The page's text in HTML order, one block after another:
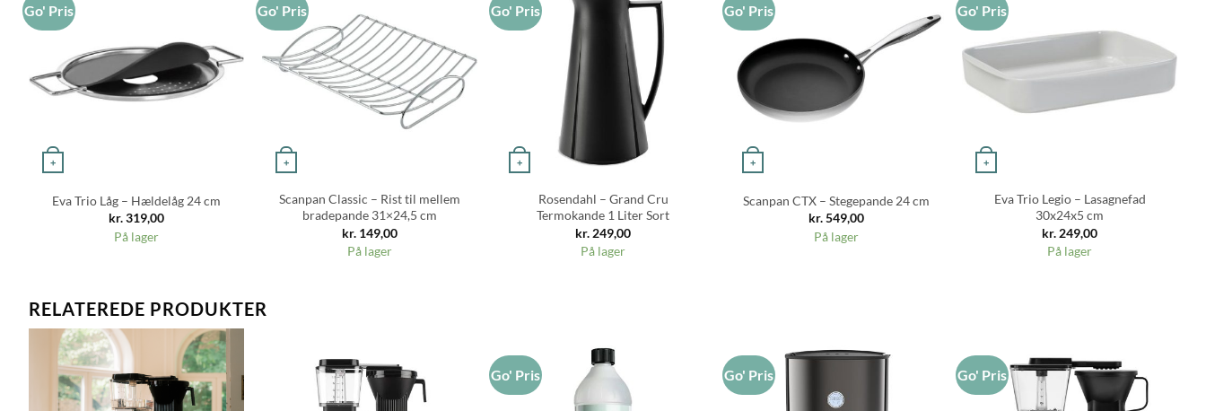
Go' Pris
+
Eva Trio Låg – Hældelåg 24 cm
kr.319,00
På lager
Go' Pris
+
Scanpan Classic – Rist til mellem
bradepande 31×24,5 cm
kr. 149,00
På lager
Go' Pris
+
Rosendahl – Grand Cru
Termokande 1 Liter Sort
kr. 249,00
På lager
Go' Pris
+
Scanpan CTX – Stegepande 24 cm
kr.549,00
På lager
Go' Pris
+
Eva Trio Legio – Lasagnefad
30x24x5 cm
kr. 249,00
På lager
RELATEREDE PRODUKTER
Go' Pris Go' Pris Go' Pris